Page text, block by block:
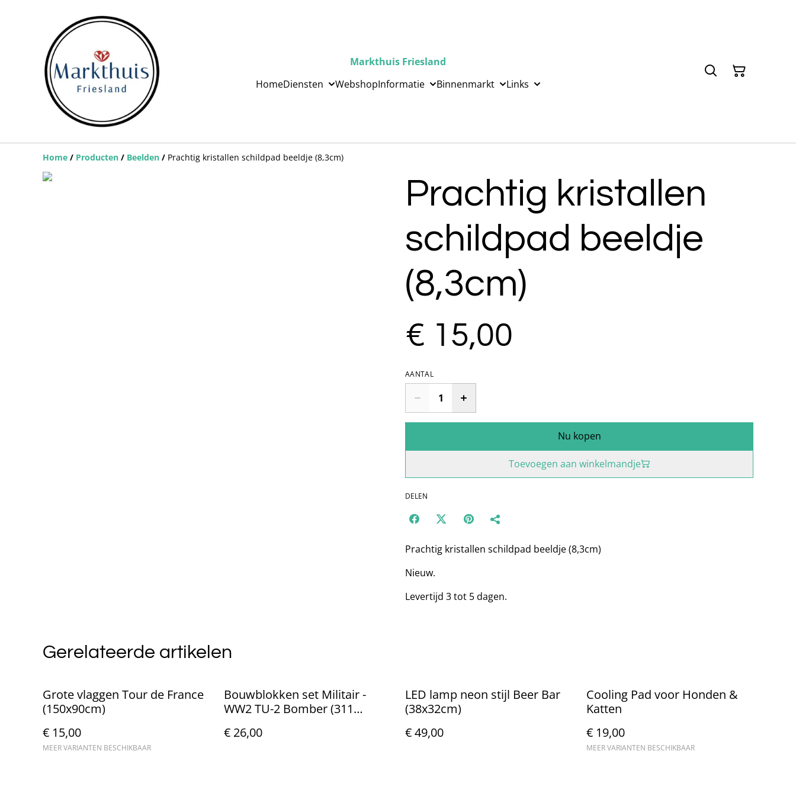
Markthuis Friesland
HomeDiensten WebshopInformatie Binnenmarkt Links
Home / Producten / Beelden / Prachtig kristallen schildpad beeldje (8,3cm)
Prachtig kristallen
schildpad beeldje
(8,3cm)
€ 15,00
AANTAL
Nu kopen
Toevoegen aan winkelmandje
DELEN
Prachtig kristallen schildpad beeldje (8,3cm)
Nieuw.
Levertijd 3 tot 5 dagen.
Gerelateerde artikelen
Grote vlaggen Tour de France
(150x90cm)
€ 15,00
MEER VARIANTEN BESCHIKBAAR
Bouwblokken set Militair -
WW2 TU-2 Bomber (311
€ 26,00
LED lamp neon stijl Beer Bar
(38x32cm)
€ 49,00
Cooling Pad voor Honden &
Katten
€ 19,00
MEER VARIANTEN BESCHIKBAAR